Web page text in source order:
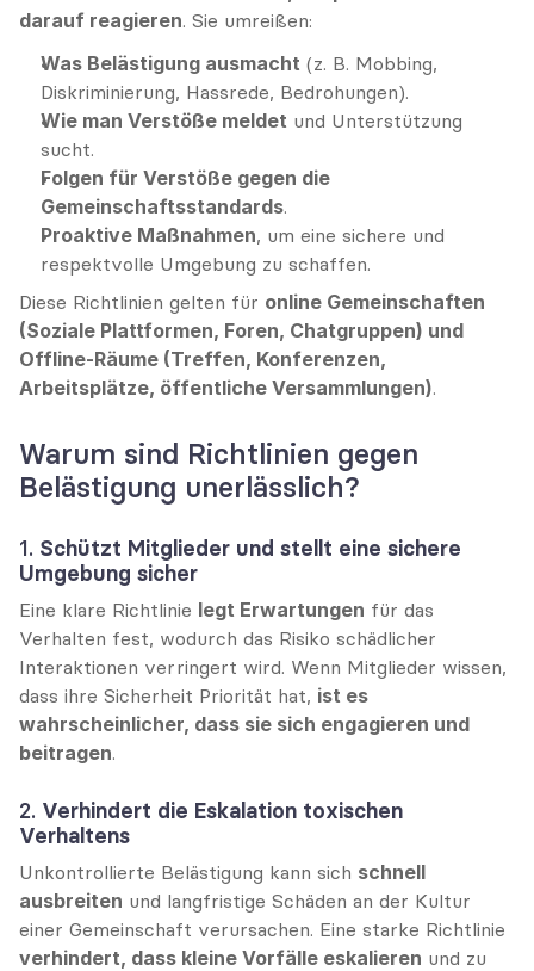
darauf reagieren. Sie umreißen:
Was Belästigung ausmacht (z. B. Mobbing,
Diskriminierung, Hassrede, Bedrohungen).
Wie man Verstöße meldet und Unterstützung
sucht.
Folgen für Verstöße gegen die
Gemeinschaftsstandards.
Proaktive Maßnahmen, um eine sichere und
respektvolle Umgebung zu schaffen.
Diese Richtlinien gelten für online Gemeinschaften
(Soziale Plattformen, Foren, Chatgruppen) und
Offline-Räume (Treffen, Konferenzen,
Arbeitsplätze, öffentliche Versammlungen).
Warum sind Richtlinien gegen
Belästigung unerlässlich?
1. Schützt Mitglieder und stellt eine sichere
Umgebung sicher
Eine klare Richtlinie legt Erwartungen für das
Verhalten fest, wodurch das Risiko schädlicher
Interaktionen verringert wird. Wenn Mitglieder wissen,
dass ihre Sicherheit Priorität hat, ist es
wahrscheinlicher, dass sie sich engagieren und
beitragen.
2. Verhindert die Eskalation toxischen
Verhaltens
Unkontrollierte Belästigung kann sich schnell
ausbreiten und langfristige Schäden an der Kultur
verhindert, dass kleine Vorfälle eskalieren und zu